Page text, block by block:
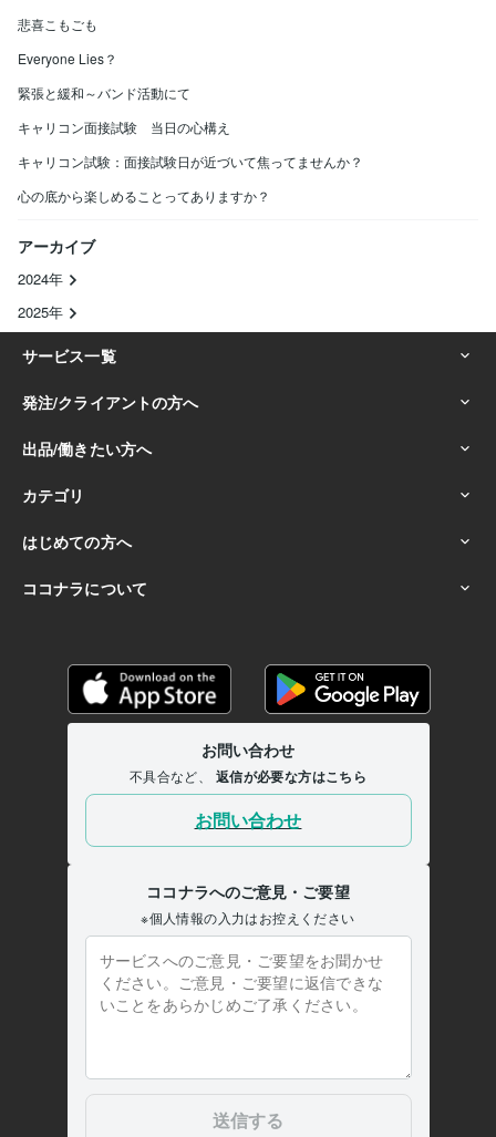
悲喜こもごも
Everyone Lies？
緊張と緩和～バンド活動にて
キャリコン面接試験 当日の心構え
キャリコン試験：面接試験日が近づいて焦ってませんか？
心の底から楽しめることってありますか？
アーカイブ
2024年
2025年